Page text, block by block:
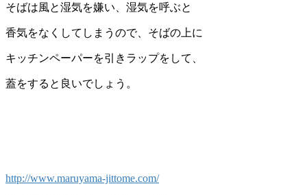
そばは風と湿気を嫌い、湿気を呼ぶと
香気をなくしてしまうので、そばの上に
キッチンペーパーを引きラップをして、
蓋をすると良いでしょう。
http://www.maruyama-jittome.com/